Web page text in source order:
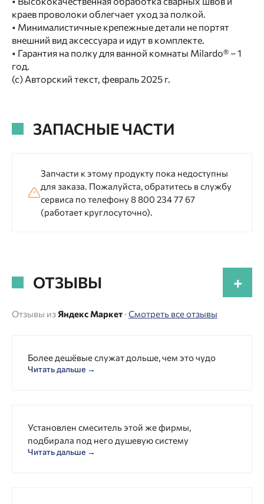
краев проволоки облегчает уход за полкой.
• Минималистичные крепежные детали не портят
внешний вид аксессуара и идут в комплекте.
• Гарантия на полку для ванной комнаты Milardo® – 1
год.
(с) Авторский текст, февраль 2025 г.
ЗАПАСНЫЕ ЧАСТИ
Запчасти к этому продукту пока недоступны
для заказа. Пожалуйста, обратитесь в службу
сервиса по телефону 8 800 234 77 67
(работает круглосуточно).
ОТЗЫВЫ +
Отзывы из Яндекс Маркет · Смотреть все отзывы
Более дешёвые служат дольше, чем это чудо
Читать дальше →
Установлен смеситель этой же фирмы,
подбирала под него душевую систему
Читать дальше →